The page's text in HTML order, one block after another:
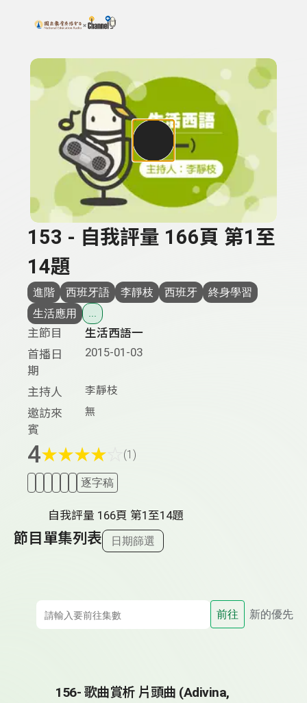
上方功能區塊
搜尋關鍵字：可輸入節目名稱、主持人或關鍵字
153 - 自我評量 166頁 第1至
14題
進階 西班牙語 李靜枝 西班牙
終身學習
生活應用
...
主節目
生活西語一
首播日
期
2015-01-03
主持人 李靜枝
邀訪來
賓
無
4★★★★ (1)
逐字稿
自我評量 166頁 第1至14題
節目單集列表 日期篩選
前往 新的優先
156- 歌曲賞析 片頭曲 (Adivina,